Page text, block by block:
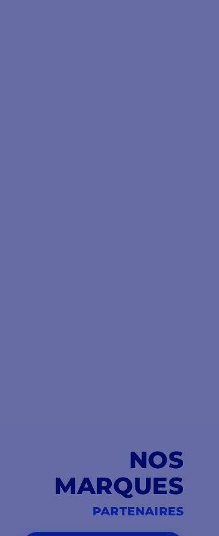
NOS
MARQUES
PARTENAIRES